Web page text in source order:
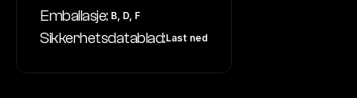
Emballasje: B, D, F
Sikkerhetsdatablad:Last ned